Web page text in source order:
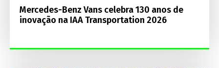
Mercedes-Benz Vans celebra 130 anos de
inovação na IAA Transportation 2026